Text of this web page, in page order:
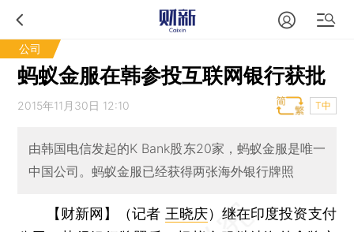
公司
蚂蚁金服在韩参投互联网银行获批
2015年11月30日 12:10 T中
由韩国电信发起的K Bank股东20家，蚂蚁金服是唯一
中国公司。蚂蚁金服已经获得两张海外银行牌照
【财新网】（记者 王晓庆） 继在印度投资支付